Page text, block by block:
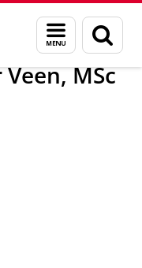
Menu
en
zoeken
der Veen, MSc
MSc